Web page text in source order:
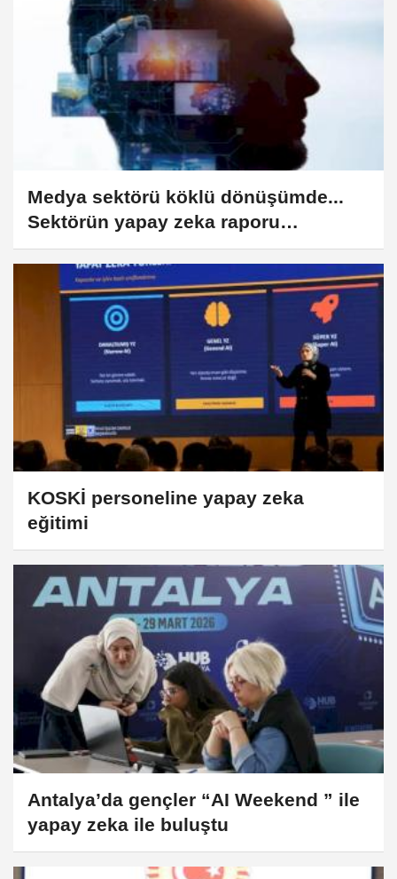
Medya sektörü köklü dönüşümde...
Sektörün yapay zeka raporu
paylaşıldı
KOSKİ personeline yapay zeka
eğitimi
Antalya’da gençler “AI Weekend ” ile
yapay zeka ile buluştu